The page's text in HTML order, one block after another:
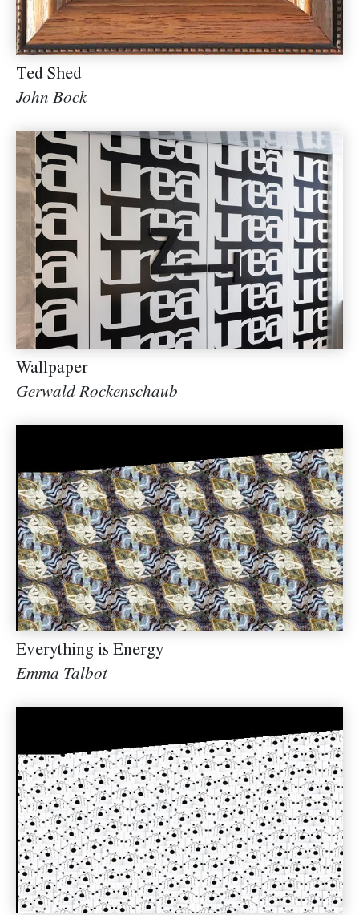
Ted Shed
John Bock
Wallpaper
Gerwald Rockenschaub
Everything is Energy
Emma Talbot